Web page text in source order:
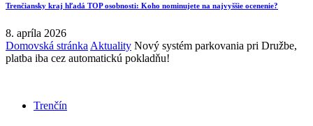
Trenčiansky kraj hľadá TOP osobnosti: Koho nominujete na najvyššie ocenenie?
8. apríla 2026
Domovská stránka Aktuality Nový systém parkovania pri Družbe,
platba iba cez automatickú pokladňu!
Trenčín